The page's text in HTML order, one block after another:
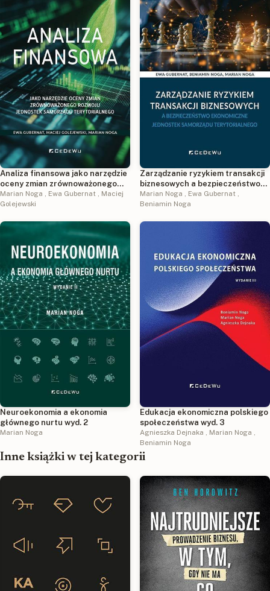
Analiza finansowa jako narzędzie
oceny zmian zrównoważonego
rozwoju jednostek samorządu
terytorialnego
Marian Noga Ewa Gubernat
Maciej
Golejewski
Zarządzanie ryzykiem transakcji
biznesowych a bezpieczeństwo
ekonomiczne jednostek
samorządu terytorialnego
Marian Noga , Ewa Gubernat ,
Beniamin Noga
Neuroekonomia a ekonomia
głównego nurtu wyd. 2
Marian Noga
Edukacja ekonomiczna polskiego
społeczeństwa wyd. 3
Agnieszka Dejnaka , Marian Noga ,
Beniamin Noga
Inne książki w tej kategorii